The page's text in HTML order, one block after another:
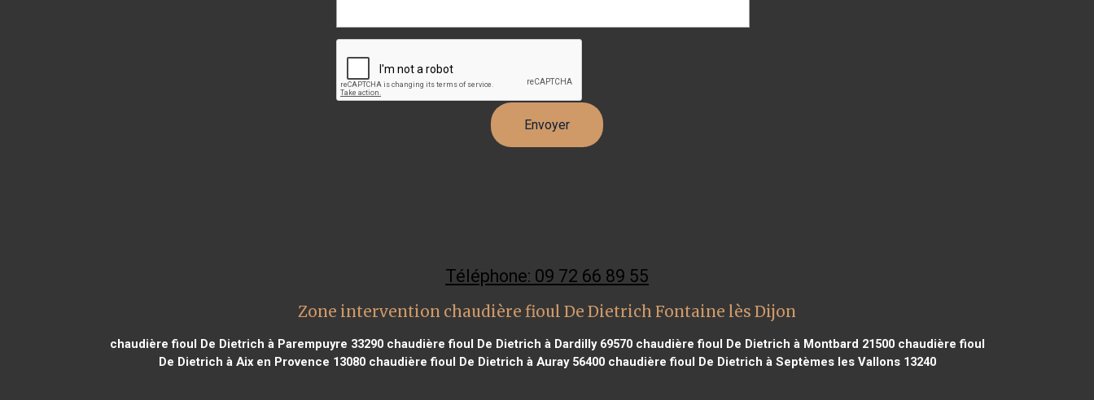
Téléphone: 09 72 66 89 55
Zone intervention chaudière fioul De Dietrich Fontaine lès Dijon
chaudière fioul De Dietrich à Parempuyre 33290chaudière fioul De Dietrich à Dardilly 69570chaudière fioul De Dietrich à Montbard 21500chaudière fioul
De Dietrich à Aix en Provence 13080chaudière fioul De Dietrich à Auray 56400chaudière fioul De Dietrich à Septèmes les Vallons 13240